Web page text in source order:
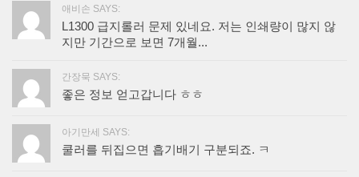
애비손 SAYS:
L1300 급지롤러 문제 있네요. 저는 인쇄량이 많지 않
지만 기간으로 보면 7개월...
간장묵 SAYS:
좋은 정보 얻고갑니다 ㅎㅎ
아기만세 SAYS:
쿨러를 뒤집으면 흡기배기 구분되죠. ㅋ